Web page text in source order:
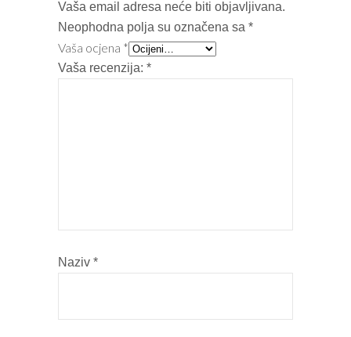
Vaša email adresa neće biti objavljivana.
Neophodna polja su označena sa *
Vaša ocjena *
Vaša recenzija: *
Naziv *